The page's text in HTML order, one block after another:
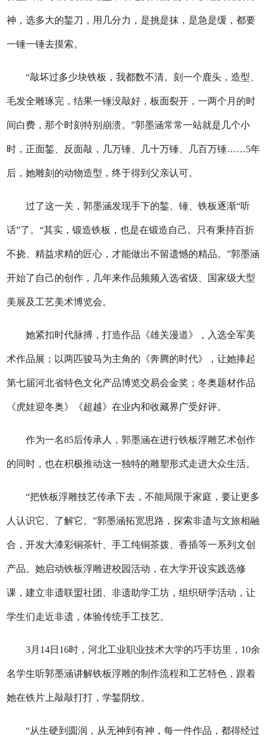
神，选多大的錾刀，用几分力，是挑是抹，是急是缓，都要
一锤一锤去摸索。
“敲坏过多少块铁板，我都数不清。刻一个鹿头，造型、
毛发全雕琢完，结果一锤没敲好，板面裂开，一两个月的时
间白费，那个时刻特别崩溃。”郭墨涵常常一站就是几个小
时，正面錾、反面敲，几万锤、几十万锤、几百万锤……5年
后，她雕刻的动物造型，终于得到父亲认可。
过了这一关，郭墨涵发现手下的錾、锤、铁板逐渐“听
话”了。“其实，锻造铁板，也是在锻造自己。只有秉持百折
不挠、精益求精的匠心，才能做出不留遗憾的精品。”郭墨涵
开始了自己的创作，几年来作品频频入选省级、国家级大型
美展及工艺美术博览会。
她紧扣时代脉搏，打造作品《雄关漫道》，入选全军美
术作品展；以两匹骏马为主角的《奔腾的时代》，让她捧起
第七届河北省特色文化产品博览交易会金奖；冬奥题材作品
《虎娃迎冬奥》《超越》在业内和收藏界广受好评。
作为一名85后传承人，郭墨涵在进行铁板浮雕艺术创作
的同时，也在积极推动这一独特的雕塑形式走进大众生活。
“把铁板浮雕技艺传承下去，不能局限于家庭，要让更多
人认识它、了解它。”郭墨涵拓宽思路，探索非遗与文旅相融
合，开发大漆彩铜茶针、手工纯铜茶拨、香插等一系列文创
产品。她启动铁板浮雕进校园活动，在大学开设实践选修
课，建立非遗联盟社团、非遗助学工坊，组织研学活动，让
学生们走近非遗，体验传统手工技艺。
3月14日16时，河北工业职业技术大学的巧手坊里，10余
名学生听郭墨涵讲解铁板浮雕的制作流程和工艺特色，跟着
她在铁片上敲敲打打，学錾阴纹。
“从生硬到圆润，从无神到有神，每一件作品，都得经过